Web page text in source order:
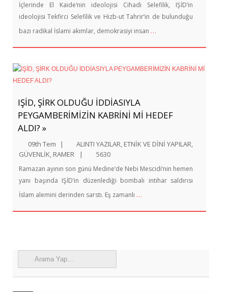
İçlerinde El Kaide’nin ideolojisi Cihadi Selefilik, IŞİD’in
ideolojisi Tekfirci Selefilik ve Hizb-ut Tahrir’in de bulunduğu
bazı radikal İslami akımlar, demokrasiyi insan …
IŞİD, ŞİRK OLDUĞU İDDİASIYLA
PEYGAMBERİMİZİN KABRİNİ Mİ HEDEF
ALDI? »
09th Tem | ALINTI YAZILAR, ETNİK VE DİNİ YAPILAR,
GÜVENLİK, RAMER | 5630
Ramazan ayının son günü Medine’de Nebi Mescidi’nin hemen
yanı başında IŞİD’in düzenlediği bombalı intihar saldırısı
İslam alemini derinden sarstı. Eş zamanlı …